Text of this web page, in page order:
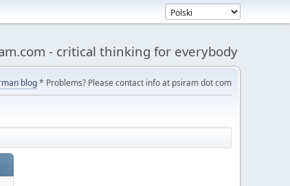
- critical thinking for everybody
blog* Problems? Please contact info at psiram dot com